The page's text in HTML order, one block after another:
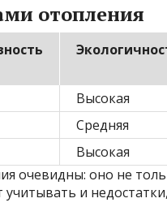
отопления
Высокая
Средняя
Высокая
очевидны: оно не
учитывать и